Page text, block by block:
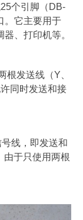
个引脚（DB-
。它主要用于
、打印机等。
发送线（Y、
同时发送和接
线，即发送和
由于只使用两根